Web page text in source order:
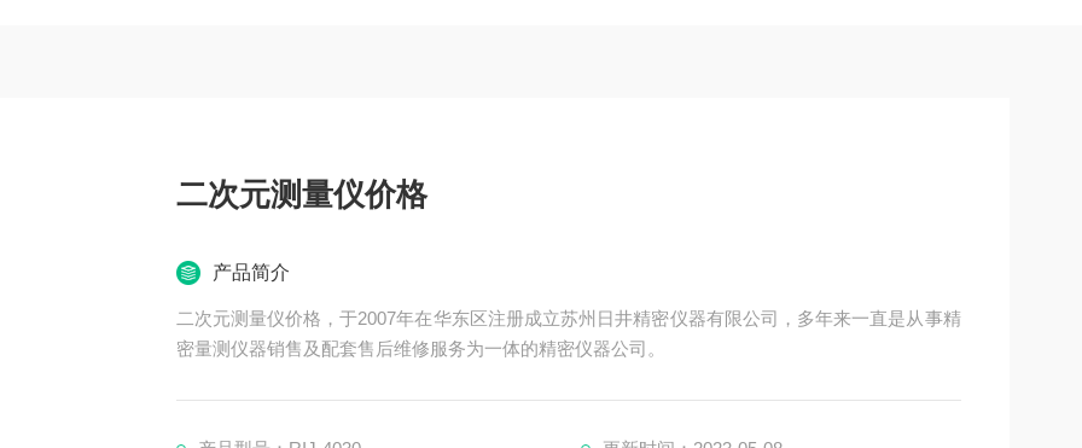
二次元测量仪价格
产品简介
二次元测量仪价格，于2007年在华东区注册成立苏州日井精密仪器有限公司，多年来一直是从事精
密量测仪器销售及配套售后维修服务为一体的精密仪器公司。